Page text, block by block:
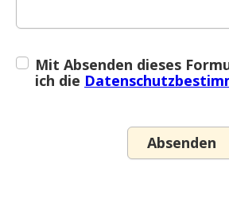
Mit Absenden dieses
ich die